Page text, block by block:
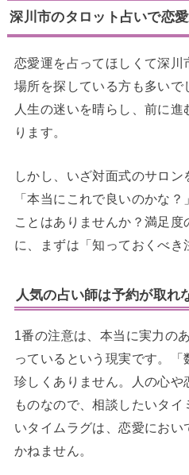
深川市のタロット占いで恋
恋愛運を占ってほしくて深川
場所を探している方も多いで
人生の迷いを晴らし、前に
ります。
しかし、いざ対面式のサロン
「本当にこれで良いのかな
ことはありませんか？満足
に、まずは「知っておくべき
人気の占い師は予約が取れ
1番の注意は、本当に実力の
っているという現実です。
珍しくありません。人の心や
ものなので、相談したいタ
いタイムラグは、恋愛におい
かねません。